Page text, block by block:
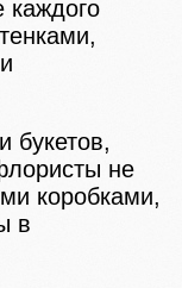
каждого
букетов,
не
коробками,
в